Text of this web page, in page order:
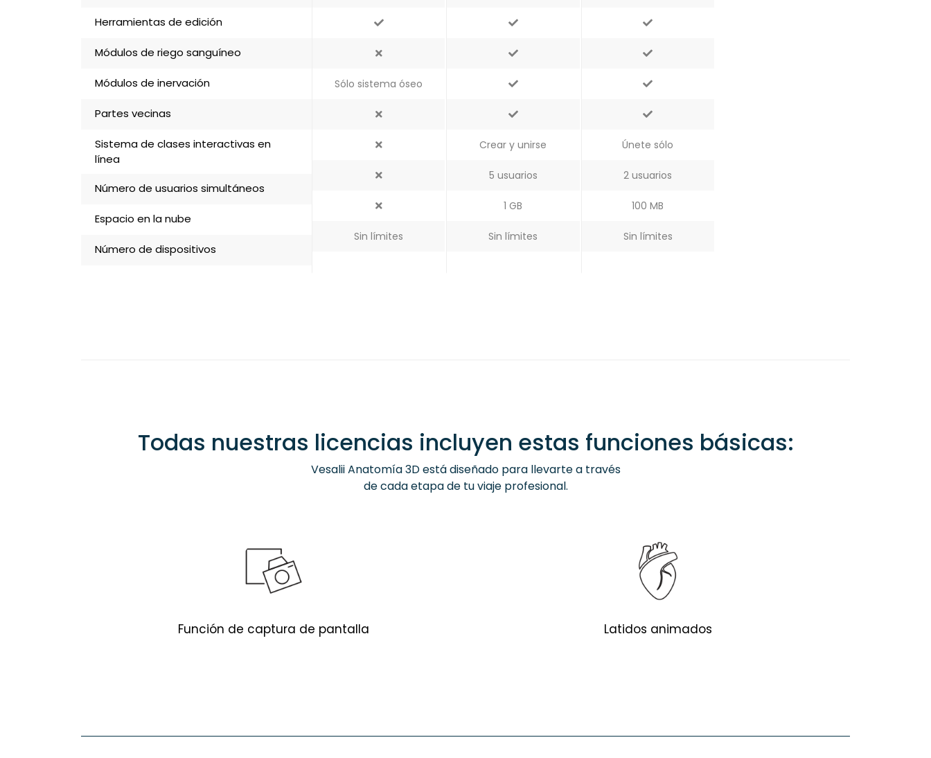
Herramientas de edición
Módulos de riego sanguíneo
Módulos de inervación
Partes vecinas
Sistema de clases interactivas en
línea
Número de usuarios simultáneos
Espacio en la nube
Número de dispositivos
Sólo sistema óseo
Sin límites
Crear y unirse
5 usuarios
1 GB
Sin límites
Únete sólo
2 usuarios
100 MB
Sin límites
Todas nuestras licencias incluyen estas funciones básicas:
Vesalii Anatomía 3D está diseñado para llevarte a través
de cada etapa de tu viaje profesional.
Función de captura de pantalla Latidos animados